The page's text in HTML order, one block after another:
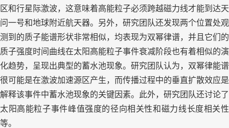
区和行星际激波，这意味着高能粒子必须跨越磁力线才能到达天
问一号和地球附近航天器。另外，研究团队还发现两个位置处观
测到的质子能谱形状非常相似，均表现为双幂律谱，并且它们的
质子强度时间曲线在太阳高能粒子事件衰减阶段也有着相似的演
化趋势，呈现出典型的蓄水池现象。研究团队认为，双幂律能谱
很可能是在激波加速源区产生，而传播过程中的垂直扩散效应是
解释该事件中蓄水池现象的关键因素。此外，研究团队还讨论了
太阳高能粒子事件峰值强度的径向相关性和磁力线长度相关性
等。